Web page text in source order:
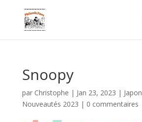
Snoopy
par Christophe | Jan 23, 2023 | Japon
Nouveautés 2023 | 0 commentaires